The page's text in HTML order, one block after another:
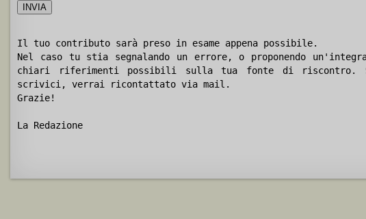
Il tuo contributo sarà preso in esame appena possibile.
Nel caso tu stia segnalando un errore, o proponendo
chiari riferimenti possibili sulla tua fonte di riscontro.
scrivici, verrai ricontattato via mail.
Grazie!
La Redazione